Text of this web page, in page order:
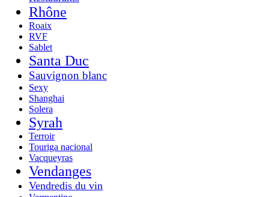
Rhône
Roaix
RVF
Sablet
Santa Duc
Sauvignon blanc
Sexy
Shanghai
Solera
Syrah
Terroir
Touriga nacional
Vacqueyras
Vendanges
Vendredis du vin